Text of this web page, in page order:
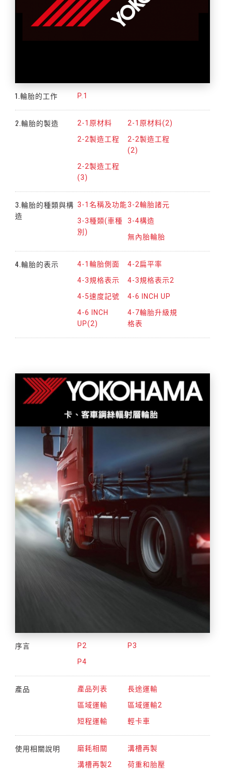
1.輪胎的工作 P.1
2.輪胎的製造 2-1原材料
2-1原材料(2)
2-2製造工程
2-2製造工程
(2)
2-2製造工程
(3)
3.輪胎的種類與構
造
3-1名稱及功能3-2輪胎諸元
3-3種類(車種
別)
3-4構造
無內胎輪胎
4.輪胎的表示 4-1輪胎側面
4-2扁平率
4-3規格表示
4-3規格表示2
4-5速度記號
4-6 INCH UP
4-6 INCH
UP(2)
4-7輪胎升級規
格表
序言 P2
P3
P4
產品 產品列表
長途運輸
區域運輸
區域運輸2
短程運輸
輕卡車
使用相關說明 磨耗相關
溝槽再製
溝槽再製2
荷重和胎壓